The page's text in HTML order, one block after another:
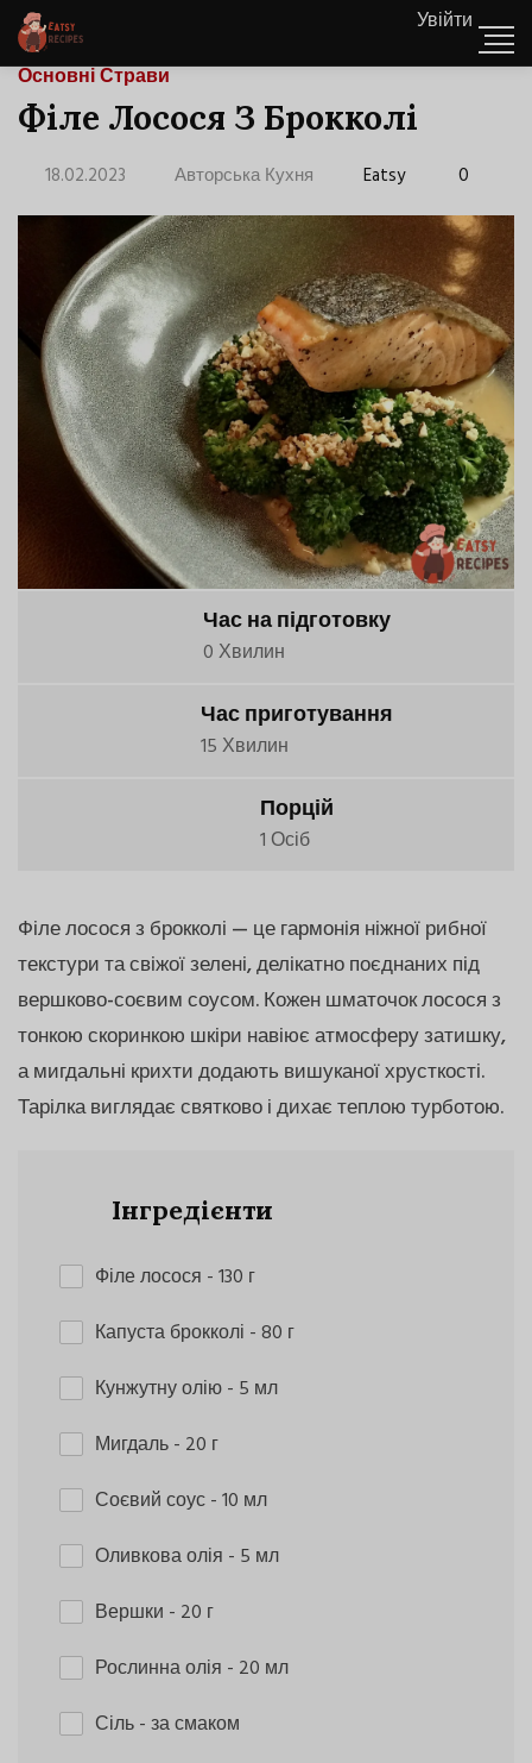
Увійти
Основні Страви
Філе Лосося З Брокколі
18.02.2023 Авторська Кухня Eatsy 0
Час на підготовку
0 Хвилин
Час приготування
15 Хвилин
Порцій
1 Осіб
Філе лосося з брокколі — це гармонія ніжної рибної
текстури та свіжої зелені, делікатно поєднаних під
вершково-соєвим соусом. Кожен шматочок лосося з
тонкою скоринкою шкіри навіює атмосферу затишку,
а мигдальні крихти додають вишуканої хрусткості.
Тарілка виглядає святково і дихає теплою турботою.
Інгредієнти
Філе лосося - 130 г
Капуста брокколі - 80 г
Кунжутну олію- 5 мл
Мигдаль- 20 г
Соєвий соус- 10 мл
Оливкова олія - 5 мл
Вершки - 20 г
Рослинна олія - 20 мл
Сіль- за смаком